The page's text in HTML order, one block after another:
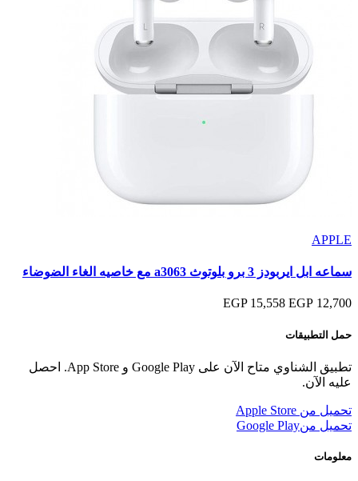
APPLE
سماعه ابل ايربودز 3 برو بلوتوث a3063 مع خاصيه الغاء الضوضاء
12,700 EGP
15,558 EGP
حمل التطبيقات
تطبيق الشناوي متاح الآن على Google Play و App Store. احصل
عليه الآن.
تحميل من Apple Store
تحميل منGoogle Play
معلومات